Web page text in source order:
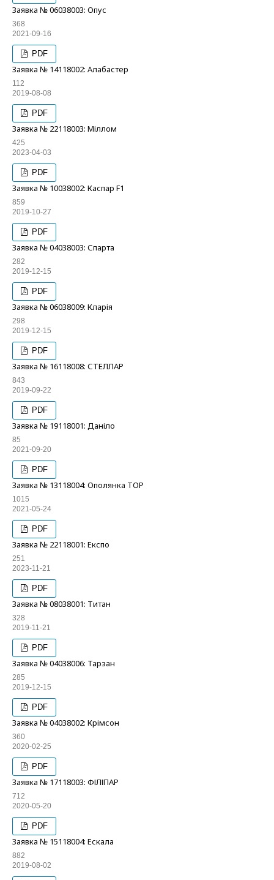
Заявка № 06038003: Опус
368
2021-09-16
PDF
Заявка № 14118002: Алабастер
112
2019-08-08
PDF
Заявка № 22118003: Міллом
425
2023-04-03
PDF
Заявка № 10038002: Каспар F1
859
2019-10-27
PDF
Заявка № 04038003: Спарта
282
2019-12-15
PDF
Заявка № 06038009: Кларія
298
2019-12-15
PDF
Заявка № 16118008: СТЕЛЛАР
843
2019-09-22
PDF
Заявка № 19118001: Даніло
85
2021-09-20
PDF
Заявка № 13118004: Ополянка ТОР
1015
2021-05-24
PDF
Заявка № 22118001: Експо
251
2023-11-21
PDF
Заявка № 08038001: Титан
328
2019-11-21
PDF
Заявка № 04038006: Тарзан
285
2019-12-15
PDF
Заявка № 04038002: Крімсон
360
2020-02-25
PDF
Заявка № 17118003: ФІЛІПАР
712
2020-05-20
PDF
Заявка № 15118004: Ескала
882
2019-08-02